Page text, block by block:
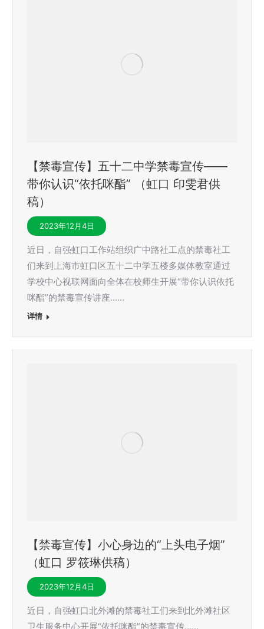
【禁毒宣传】五十二中学禁毒宣传——
带你认识“依托咪酯” （虹口 印雯君供
稿）
2023年12月4日
近日，自强虹口工作站组织广中路社工点的禁毒社工
们来到上海市虹口区五十二中学五楼多媒体教室通过
学校中心视联网面向全体在校师生开展“带你认识依托
咪酯”的禁毒宣传讲座……
详情
【禁毒宣传】小心身边的“上头电子烟”
（虹口 罗筱琳供稿）
2023年12月4日
近日，自强虹口北外滩的禁毒社工们来到北外滩社区
卫生服务中心开展“依托咪酯”的禁毒宣传……